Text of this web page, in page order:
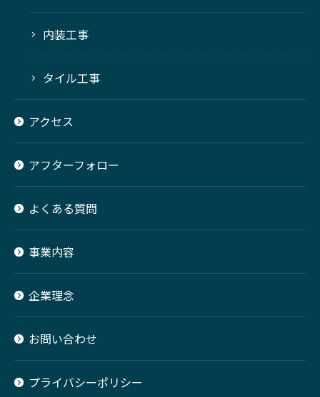
内装工事
タイル工事
アクセス
アフターフォロー
よくある質問
事業内容
企業理念
お問い合わせ
プライバシーポリシー